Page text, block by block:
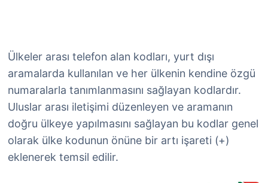
Ülkeler arası telefon alan kodları, yurt dışı
aramalarda kullanılan ve her ülkenin kendine özgü
numaralarla tanımlanmasını sağlayan kodlardır.
Uluslar arası iletişimi düzenleyen ve aramanın
doğru ülkeye yapılmasını sağlayan bu kodlar genel
olarak ülke kodunun önüne bir artı işareti (+)
eklenerek temsil edilir.